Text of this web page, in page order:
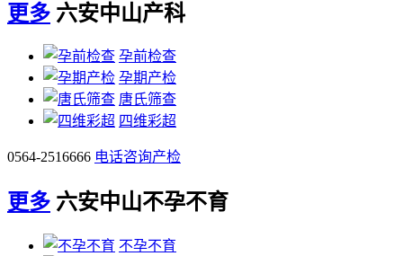
更多 六安中山产科
孕前检查
孕期产检
唐氏筛查
四维彩超
0564-2516666 电话咨询产检
更多 六安中山不孕不育
不孕不育